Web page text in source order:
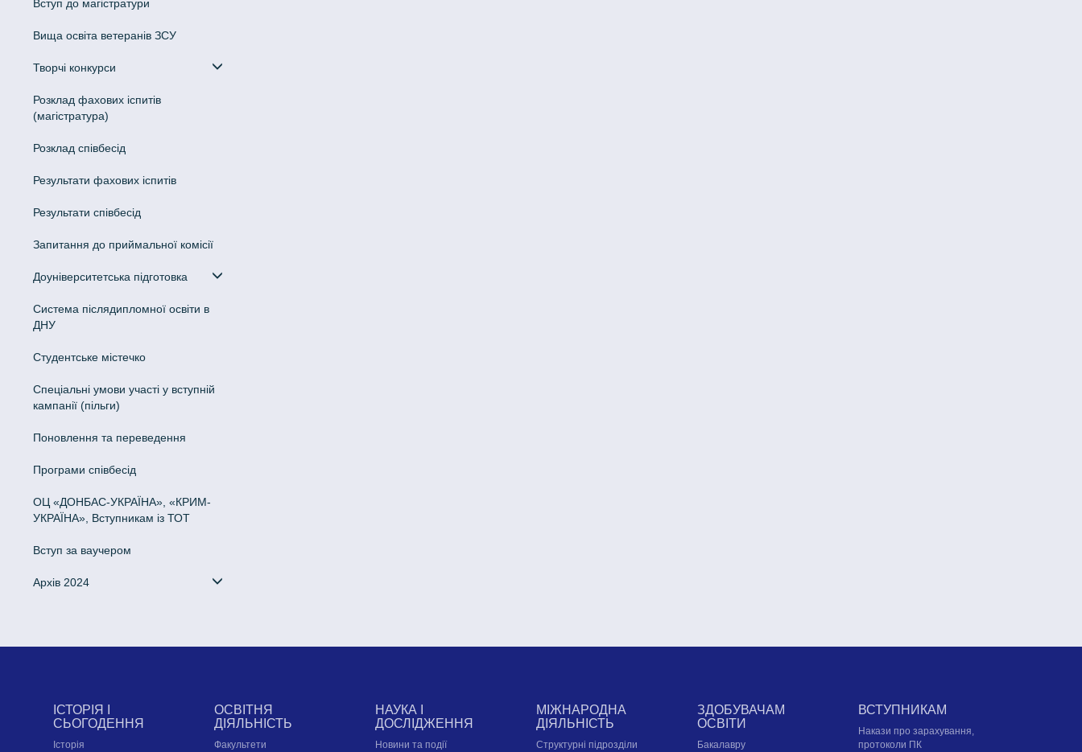
Вступ до магістратури
Вища освіта ветеранів ЗСУ
Творчі конкурси
Розклад фахових іспитів
(магістратура)
Розклад співбесід
Результати фахових іспитів
Результати співбесід
Запитання до приймальної комісії
Доуніверситетська підготовка
Система післядипломної освіти в
ДНУ
Cтудентське містечко
Спеціальні умови участі у вступній
кампанії (пільги)
Поновлення та переведення
Програми співбесід
ОЦ «ДОНБАС-УКРАЇНА», «КРИМ-
УКРАЇНА», Вступникам із ТОТ
Вступ за ваучером
Архів 2024
ІСТОРІЯ І
СЬОГОДЕННЯ
Історія
ОСВІТНЯ
ДІЯЛЬНІСТЬ
Факультети
НАУКА І
ДОСЛІДЖЕННЯ
Новини та події
МІЖНАРОДНА
ДІЯЛЬНІСТЬ
Структурні підрозділи
ЗДОБУВАЧАМ
ОСВІТИ
Бакалавру
ВСТУПНИКАМ
Накази про зарахування,
протоколи ПК